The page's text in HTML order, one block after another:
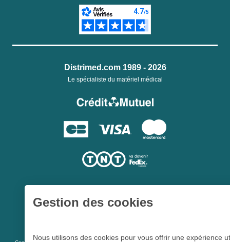
Distrimed.com 1989 - 2026
Le spécialiste du matériel médical
Gestion des cookies
Nous utilisons des cookies pour vous offrir une expérience